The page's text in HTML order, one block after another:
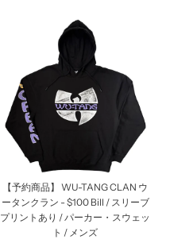
【予約商品】 WU-TANG CLAN ウ
ータンクラン - $100 Bill / スリーブ
プリントあり / パーカー・スウェッ
ト / メンズ